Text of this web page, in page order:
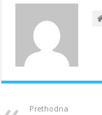
Prethodna